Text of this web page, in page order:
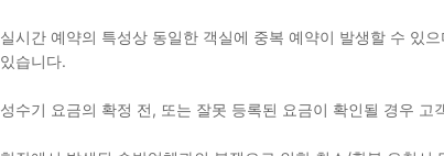
실시간 예약의 특성상 동일한 객실에 중복 예약이 발생할 수 있
있습니다.
성수기 요금의 확정 전, 또는 잘못 등록된 요금이 확인될 경우